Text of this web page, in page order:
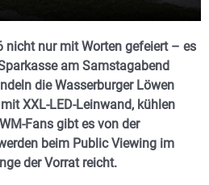
nicht nur mit Worten gefeiert – es
am Samstagabend
die Wasserburger Löwen
XXL-LED-Leinwand, kühlen
Fans gibt es von der
beim Public Viewing im
der Vorrat reicht.